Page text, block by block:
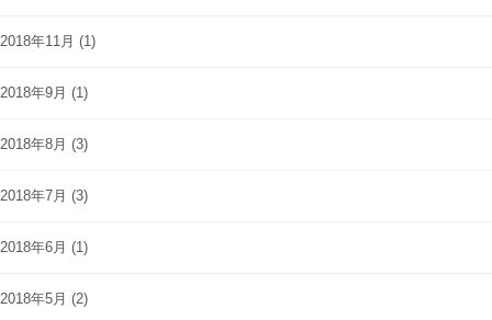
2018年11月 (1)
2018年9月 (1)
2018年8月 (3)
2018年7月 (3)
2018年6月 (1)
2018年5月 (2)